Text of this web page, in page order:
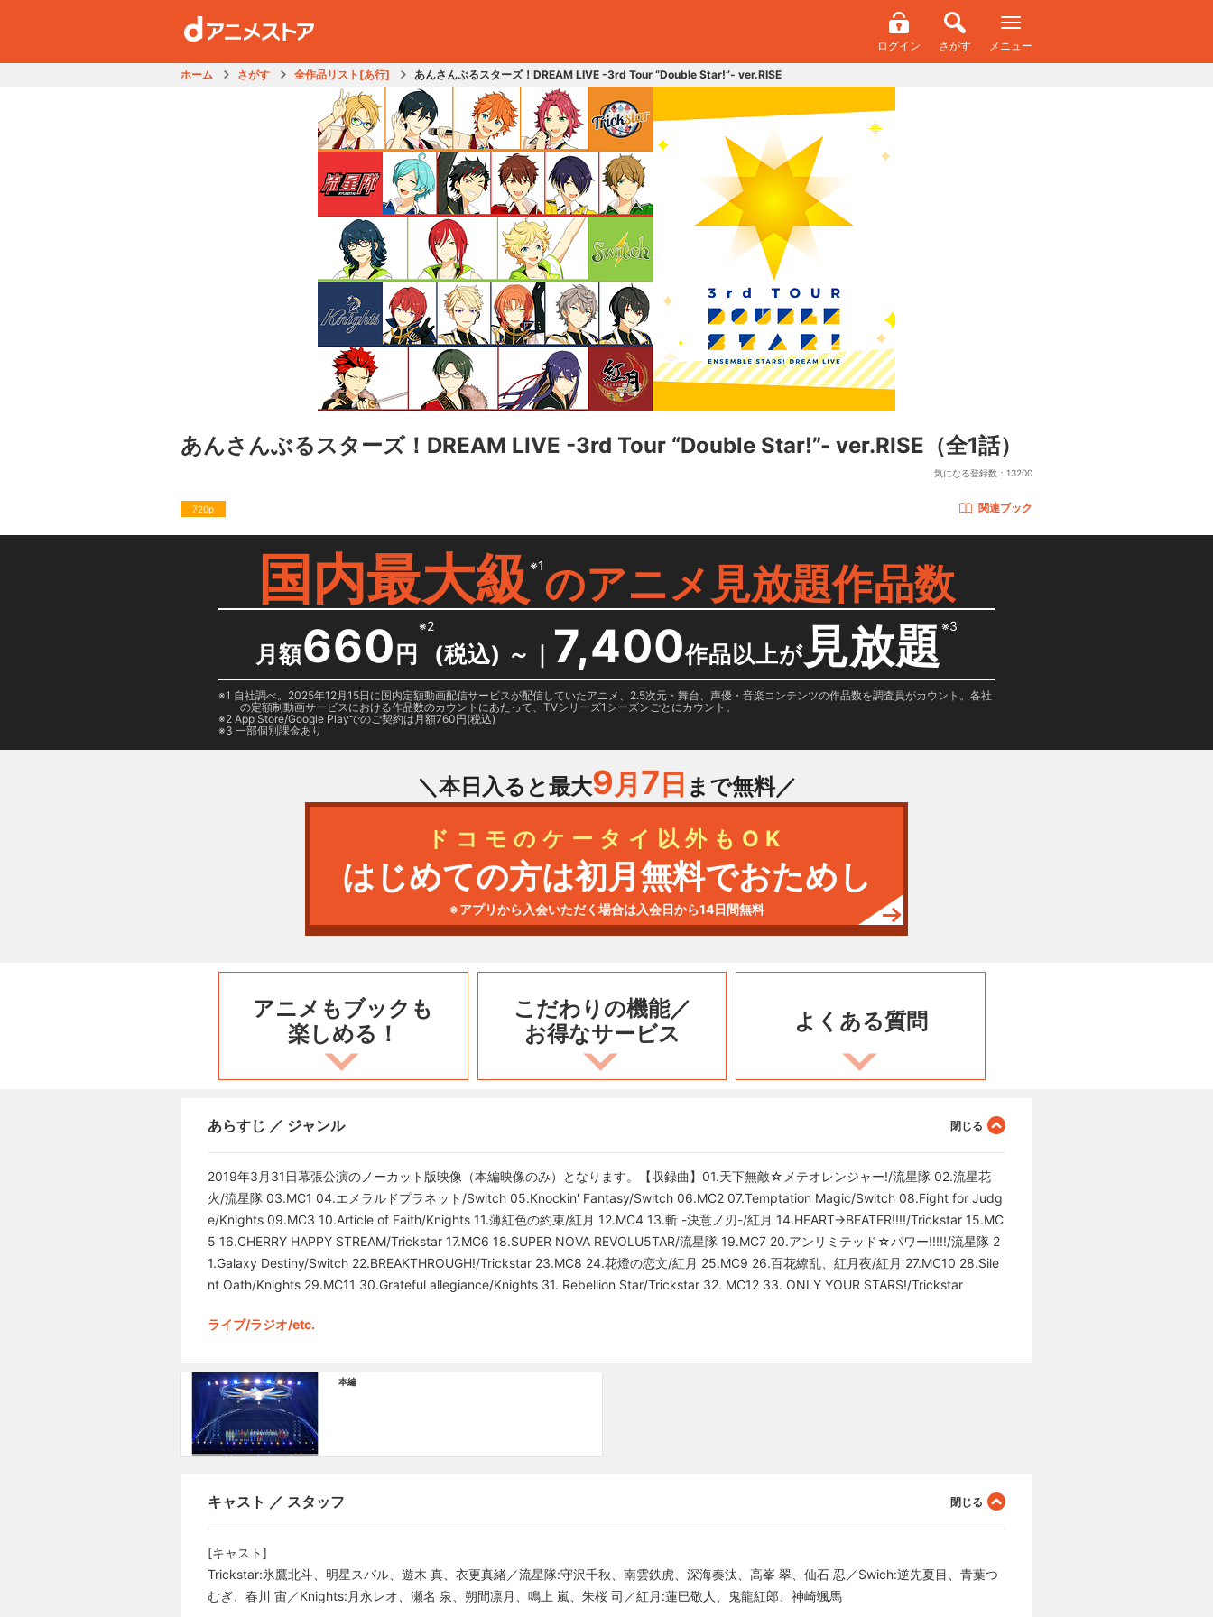
ログイン さがす メニュー
ホーム さがす 全作品リスト[あ行] あんさんぶるスターズ！DREAM LIVE -3rd Tour “Double Star!”- ver.RISE
あんさんぶるスターズ！DREAM LIVE -3rd Tour “Double Star!”- ver.RISE （全1話）
気になる登録数： 13200
720p 関連ブック
国内最大級 ※1のアニメ見放題作品数
月額660 円
※2
(税込) ～ ｜ 7,400作品以上が 見放題※3
1 自社調べ。2025年12月15日に国内定額動画配信サービスが配信していたアニメ、2.5次元・舞台、声優・音楽コンテンツの作品数を調査員がカウント。各社
の定額制動画サービスにおける作品数のカウントにあたって、TVシリーズ1シーズンごとにカウント。
2 App Store/Google Playでのご契約は月額760円(税込)
3 一部個別課金あり
＼本日入ると最大9月 7 日 まで無料／
ドコモのケータイ以外もOK
はじめての方は初月無料でおためし
※アプリから入会いただく場合は入会日から14日間無料
アニメもブックも
楽しめる！
こだわりの機能／
お得なサービス
よくある質問
あらすじ ／ ジャンル
2019年3月31日幕張公演のノーカット版映像（本編映像のみ）となります。【収録曲】01.天下無敵☆メテオレンジャー!/流星隊 02.流星花
火/流星隊 03.MC1 04.エメラルドプラネット/Switch 05.Knockin' Fantasy/Switch 06.MC2 07.Temptation Magic/Switch 08.Fight for Judg
e/Knights 09.MC3 10.Article of Faith/Knights 11.薄紅色の約束/紅月 12.MC4 13.斬 -決意ノ刃-/紅月 14.HEART→BEATER!!!!/Trickstar 15.MC
5 16.CHERRY HAPPY STREAM/Trickstar 17.MC6 18.SUPER NOVA REVOLU5TAR/流星隊 19.MC7 20.アンリミテッド☆パワー!!!!!/流星隊 2
1.Galaxy Destiny/Switch 22.BREAKTHROUGH!/Trickstar 23.MC8 24.花燈の恋文/紅月 25.MC9 26.百花繚乱、紅月夜/紅月 27.MC10 28.Sile
nt Oath/Knights 29.MC11 30.Grateful allegiance/Knights 31. Rebellion Star/Trickstar 32. MC12 33. ONLY YOUR STARS!/Trickstar
ライブ/ラジオ/etc.
本編
キャスト ／ スタッフ
[キャスト]
Trickstar:氷鷹北斗、明星スバル、遊木 真、衣更真緒／流星隊:守沢千秋、南雲鉄虎、深海奏汰、高峯 翠、仙石 忍／Swich:逆先夏目、青葉つ
むぎ、春川 宙／Knights:月永レオ、瀬名 泉、朔間凛月、鳴上 嵐、朱桜 司／紅月:蓮巳敬人、鬼龍紅郎、神崎颯馬